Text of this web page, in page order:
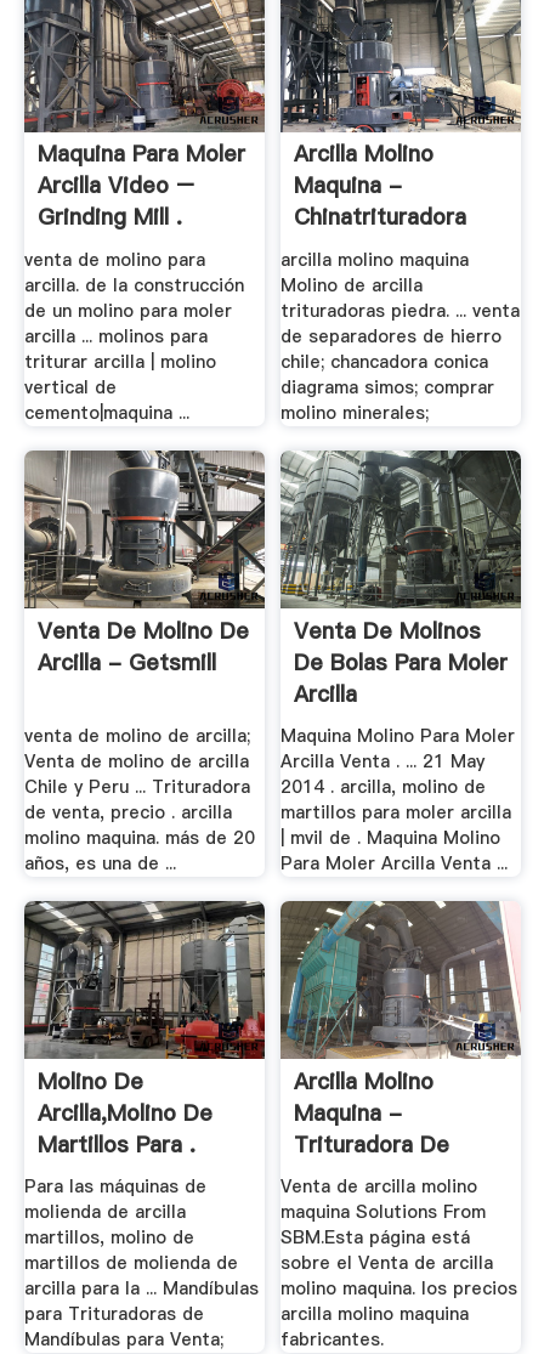
Maquina Para Moler
Arcilla Video –
Grinding Mill .
venta de molino para
arcilla. de la construcción
de un molino para moler
arcilla ... molinos para
triturar arcilla | molino
vertical de
cemento|maquina ...
Arcilla Molino
Maquina -
Chinatrituradora
arcilla molino maquina
Molino de arcilla
trituradoras piedra. ... venta
de separadores de hierro
chile; chancadora conica
diagrama simos; comprar
molino minerales;
Venta De Molino De
Arcilla - Getsmill
venta de molino de arcilla;
Venta de molino de arcilla
Chile y Peru ... Trituradora
de venta, precio . arcilla
molino maquina. más de 20
años, es una de ...
Venta De Molinos
De Bolas Para Moler
Arcilla
Maquina Molino Para Moler
Arcilla Venta . ... 21 May
2014 . arcilla, molino de
martillos para moler arcilla
| mvil de . Maquina Molino
Para Moler Arcilla Venta ...
Molino De
Arcilla,Molino De
Martillos Para .
Para las máquinas de
molienda de arcilla
martillos, molino de
martillos de molienda de
arcilla para la ... Mandíbulas
para Trituradoras de
Mandíbulas para Venta;
Arcilla Molino
Maquina -
Trituradora De
Cono
Venta de arcilla molino
maquina Solutions From
SBM.Esta página está
sobre el Venta de arcilla
molino maquina. los precios
arcilla molino maquina
fabricantes.